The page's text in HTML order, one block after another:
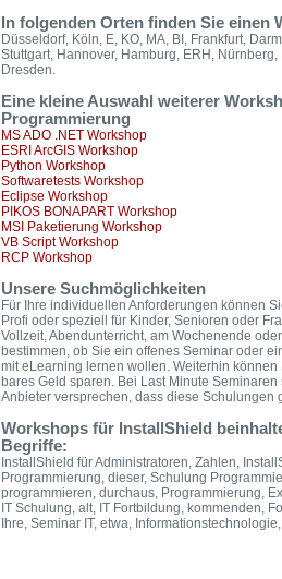
In folgenden Orten finden Sie
Düsseldorf, Köln, E, KO, MA, BI, Frankfurt,
Stuttgart, Hannover, Hamburg, ERH,
Dresden.
Eine kleine Auswahl weiterer
Programmierung
MS ADO .NET Workshop
ESRI ArcGIS Workshop
Python Workshop
Softwaretests Workshop
Eclipse Workshop
PIKOS BONAPART Workshop
MSI Paketierung Workshop
VB Script Workshop
RCP Workshop
Unsere Suchmöglichkeiten
Für Ihre individuellen Anforderungen können
Profi oder speziell für Kinder, Senioren oder
Vollzeit, Abendunterricht, am Wochenende
bestimmen, ob Sie ein offenes Seminar oder
mit eLearning lernen wollen. Weiterhin
bares Geld sparen. Bei Last Minute
Anbieter versprechen, dass diese Schulungen
Workshops für InstallShield
Begriffe:
InstallShield für Administratoren, Zahlen,
Programmierung, dieser, Schulung
programmieren, durchaus, Programmierung,
IT Schulung, alt, IT Fortbildung, kommenden,
Ihre, Seminar IT, etwa,